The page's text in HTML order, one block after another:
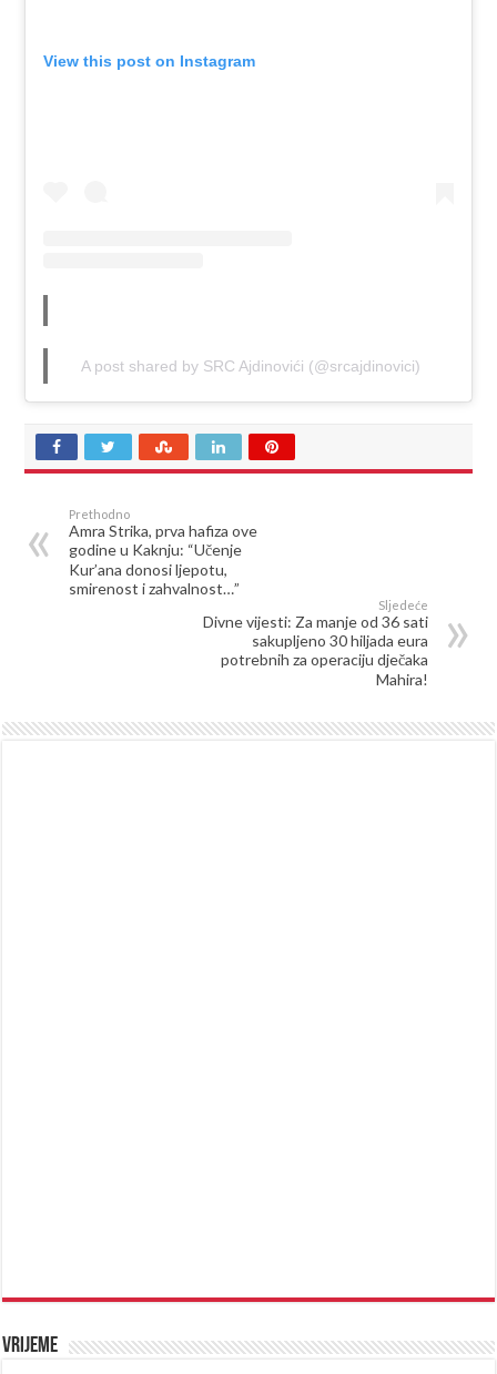
View this post on Instagram
A post shared by SRC Ajdinovići (@srcajdinovici)
Prethodno
Amra Strika, prva hafiza ove
godine u Kaknju: “Učenje
Kur’ana donosi ljepotu,
smirenost i zahvalnost…”
Sljedeće
Divne vijesti: Za manje od 36 sati
sakupljeno 30 hiljada eura
potrebnih za operaciju dječaka
Mahira!
Vrijeme